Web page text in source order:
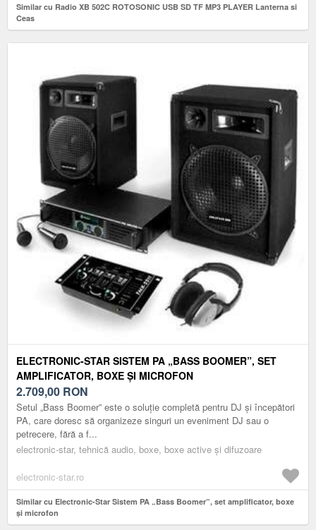
Similar cu Radio XB 502C ROTOSONIC USB SD TF MP3 PLAYER Lanterna si
Ceas
ELECTRONIC-STAR SISTEM PA „BASS BOOMER”, SET
AMPLIFICATOR, BOXE ȘI MICROFON
2.709,00 RON
Setul „Bass Boomer” este o soluție completă pentru DJ și începători
PA, care doresc să organizeze singuri un eveniment DJ sau o
petrecere, fără a f...
electronic-star, tehnică audio, boxe, boxe active și difuzoare
electronic-star.ro
Similar cu Electronic-Star Sistem PA „Bass Boomer”, set amplificator, boxe
și microfon